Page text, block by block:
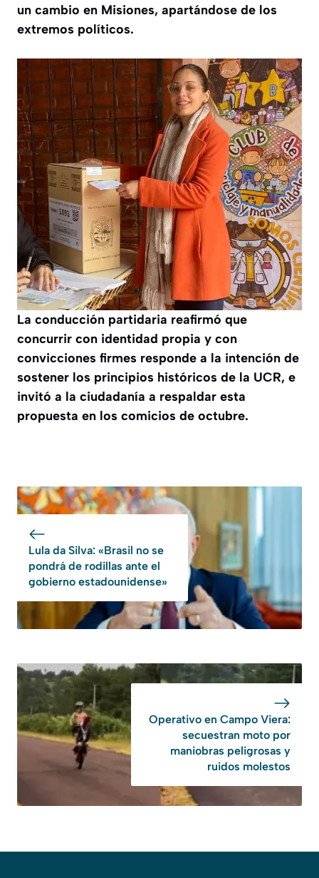
un cambio en Misiones, apartándose de los
extremos políticos.
La conducción partidaria reafirmó que
concurrir con identidad propia y con
convicciones firmes responde a la intención de
sostener los principios históricos de la UCR, e
invitó a la ciudadanía a respaldar esta
propuesta en los comicios de octubre.
Lula da Silva: «Brasil no se
pondrá de rodillas ante el
gobierno estadounidense»
Operativo en Campo Viera:
secuestran moto por
maniobras peligrosas y
ruidos molestos